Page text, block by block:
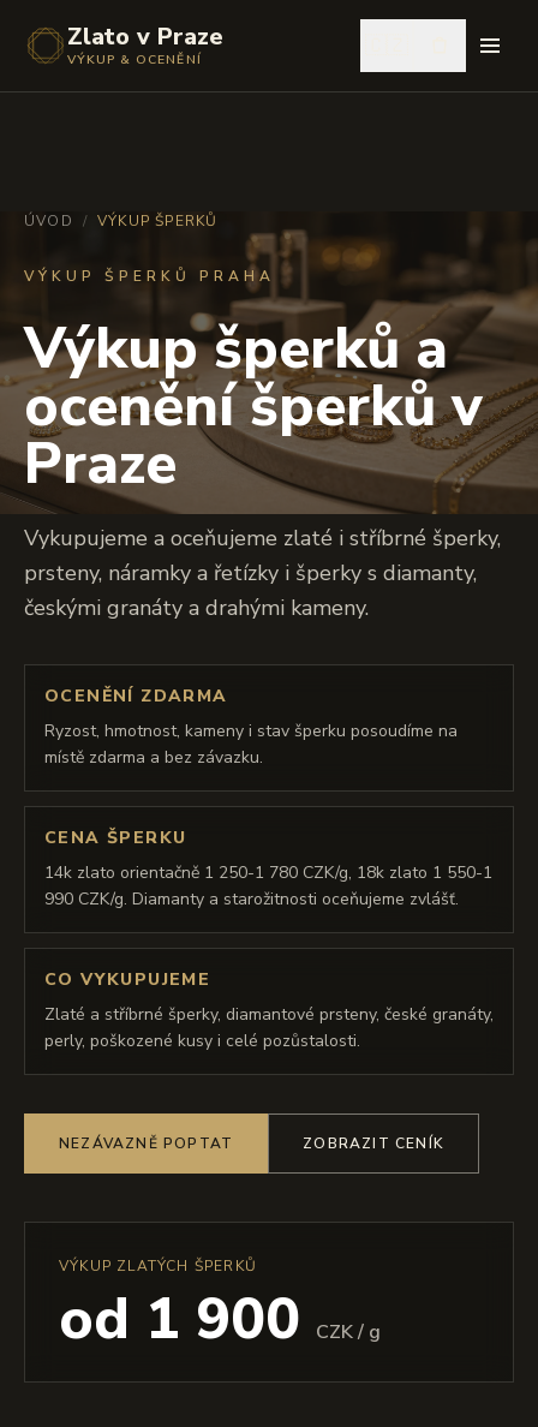
Zlato v Praze
VÝKUP & OCENĚNÍ
ÚVOD / VÝKUP ŠPERKŮ
VÝKUP ŠPERKŮ PRAHA
Výkup šperků a
ocenění šperků v
Praze
Vykupujeme a oceňujeme zlaté i stříbrné šperky,
prsteny, náramky a řetízky i šperky s diamanty,
českými granáty a drahými kameny.
OCENĚNÍ ZDARMA
Ryzost, hmotnost, kameny i stav šperku posoudíme na
místě zdarma a bez závazku.
CENA ŠPERKU
14k zlato orientačně 1 250-1 780 CZK/g, 18k zlato 1 550-1
990 CZK/g. Diamanty a starožitnosti oceňujeme zvlášť.
CO VYKUPUJEME
Zlaté a stříbrné šperky, diamantové prsteny, české granáty,
perly, poškozené kusy i celé pozůstalosti.
NEZÁVAZNĚ POPTAT ZOBRAZIT CENÍK
VÝKUP ZLATÝCH ŠPERKŮ
od 1 900 CZK / g